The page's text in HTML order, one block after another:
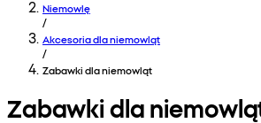
Niemowlę
/
Akcesoria dla niemowląt
/
Zabawki dla niemowląt
Zabawki dla